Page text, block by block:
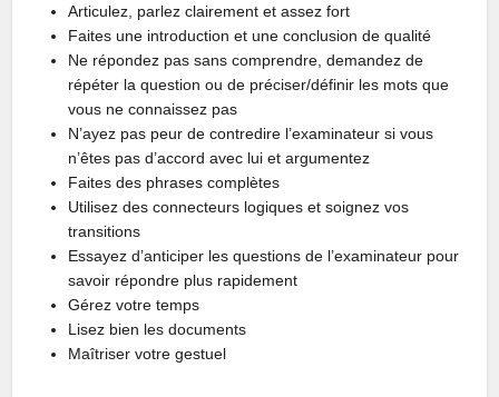
Articulez, parlez clairement et assez fort
Faites une introduction et une conclusion de qualité
Ne répondez pas sans comprendre, demandez de
répéter la question ou de préciser/définir les mots que
vous ne connaissez pas
N’ayez pas peur de contredire l’examinateur si vous
n’êtes pas d’accord avec lui et argumentez
Faites des phrases complètes
Utilisez des connecteurs logiques et soignez vos
transitions
Essayez d’anticiper les questions de l’examinateur pour
savoir répondre plus rapidement
Gérez votre temps
Lisez bien les documents
Maîtriser votre gestuel